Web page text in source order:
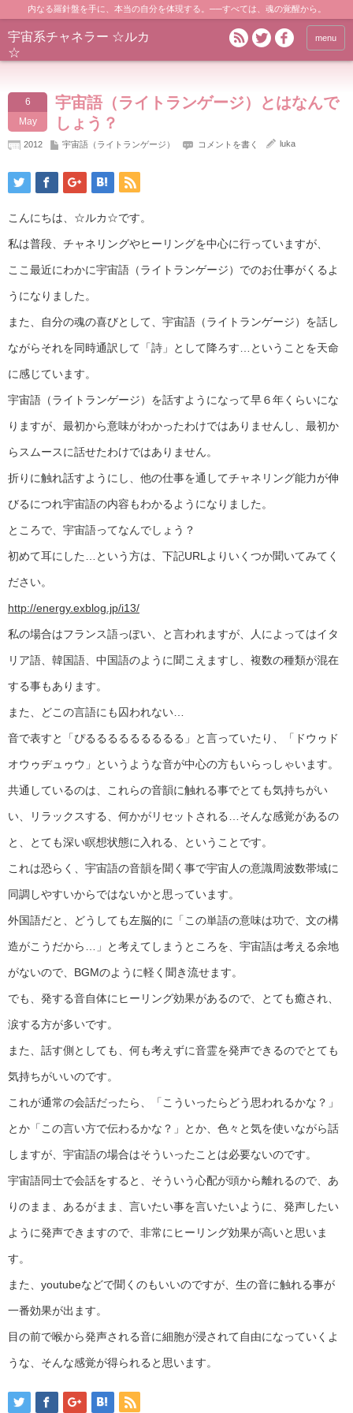
内なる羅針盤を手に、本当の自分を体現する。──すべては、魂の覚醒から。
宇宙系チャネラー ☆ルカ
☆
menu
6
May
宇宙語（ライトランゲージ）とはなんで
しょう？
2012 宇宙語（ライトランゲージ） コメントを書く luka
こんにちは、☆ルカ☆です。
私は普段、チャネリングやヒーリングを中心に行っていますが、
ここ最近にわかに宇宙語（ライトランゲージ）でのお仕事がくるよ
うになりました。
また、自分の魂の喜びとして、宇宙語（ライトランゲージ）を話し
ながらそれを同時通訳して「詩」として降ろす…ということを天命
に感じています。
宇宙語（ライトランゲージ）を話すようになって早６年くらいにな
りますが、最初から意味がわかったわけではありませんし、最初か
らスムースに話せたわけではありません。
折りに触れ話すようにし、他の仕事を通してチャネリング能力が伸
びるにつれ宇宙語の内容もわかるようになりました。
ところで、宇宙語ってなんでしょう？
初めて耳にした…という方は、下記URLよりいくつか聞いてみてく
ださい。
http://energy.exblog.jp/i13/
私の場合はフランス語っぽい、と言われますが、人によってはイタ
リア語、韓国語、中国語のように聞こえますし、複数の種類が混在
する事もあります。
また、どこの言語にも囚われない…
音で表すと「ぴるるるるるるるるる」と言っていたり、「ドウゥド
オウゥヂュゥウ」というような音が中心の方もいらっしゃいます。
共通しているのは、これらの音韻に触れる事でとても気持ちがい
い、リラックスする、何かがリセットされる…そんな感覚があるの
と、とても深い瞑想状態に入れる、ということです。
これは恐らく、宇宙語の音韻を聞く事で宇宙人の意識周波数帯域に
同調しやすいからではないかと思っています。
外国語だと、どうしても左脳的に「この単語の意味は功で、文の構
造がこうだから…」と考えてしまうところを、宇宙語は考える余地
がないので、BGMのように軽く聞き流せます。
でも、発する音自体にヒーリング効果があるので、とても癒され、
涙する方が多いです。
また、話す側としても、何も考えずに音霊を発声できるのでとても
気持ちがいいのです。
これが通常の会話だったら、「こういったらどう思われるかな？」
とか「この言い方で伝わるかな？」とか、色々と気を使いながら話
しますが、宇宙語の場合はそういったことは必要ないのです。
宇宙語同士で会話をすると、そういう心配が頭から離れるので、あ
りのまま、あるがまま、言いたい事を言いたいように、発声したい
ように発声できますので、非常にヒーリング効果が高いと思いま
す。
また、youtubeなどで聞くのもいいのですが、生の音に触れる事が
一番効果が出ます。
目の前で喉から発声される音に細胞が浸されて自由になっていくよ
うな、そんな感覚が得られると思います。